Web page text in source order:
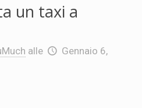
un taxi a
alle
Gennaio 6,